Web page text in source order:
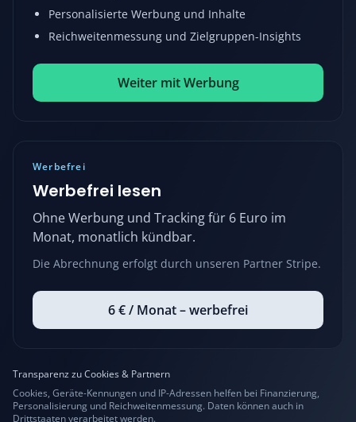
Personalisierte Werbung und Inhalte
Reichweitenmessung und Zielgruppen-Insights
Weiter mit Werbung
Werbefrei
Werbefrei lesen
Ohne Werbung und Tracking für 6 Euro im
Monat, monatlich kündbar.
Die Abrechnung erfolgt durch unseren Partner Stripe.
6 € / Monat – werbefrei
Transparenz zu Cookies & Partnern
Cookies, Geräte-Kennungen und IP-Adressen helfen bei Finanzierung,
Personalisierung und Reichweitenmessung. Daten können auch in
Drittstaaten verarbeitet werden.